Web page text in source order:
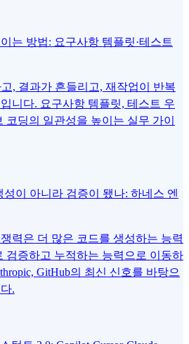
는 방법: 요구사항 템플릿·테스트
, 결과가 흔들리고, 재작업이 반복
니다. 요구사항 템플릿, 테스트 우
코딩의 일관성을 높이는 실무 가이
이 아니라 검증이 됐나: 하네스 엔
력은 더 많은 코드를 생성하는 능력
검증하고 누적하는 능력으로 이동하
GitHub의 최신 신호를 바탕으
.